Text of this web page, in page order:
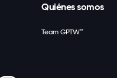
Quiénes somos
Team GPTW™